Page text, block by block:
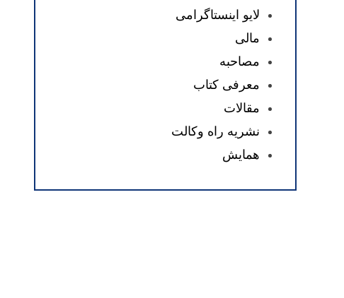
لایو اینستاگرامی
مالی
مصاحبه
معرفی کتاب
مقالات
نشریه راه وکالت
همایش